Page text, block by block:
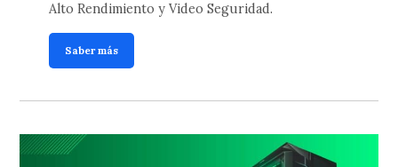
Alto Rendimiento y Video Seguridad.
Saber más